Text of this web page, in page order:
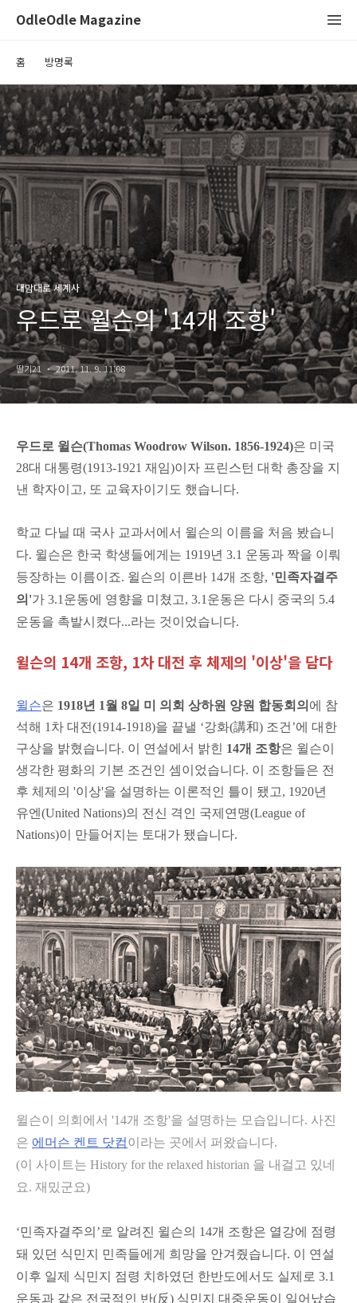
OdleOdle Magazine
홈 방명록
내맘대로 세계사
우드로 윌슨의 '14개 조항'
딸기21 2011. 11. 9. 11:08
우드로 윌슨(Thomas Woodrow Wilson. 1856-1924)은 미국
28대 대통령(1913-1921 재임)이자 프린스턴 대학 총장을 지
낸 학자이고, 또 교육자이기도 했습니다.
학교 다닐 때 국사 교과서에서 윌슨의 이름을 처음 봤습니
다. 윌슨은 한국 학생들에게는 1919년 3.1 운동과 짝을 이뤄
등장하는 이름이죠. 윌슨의 이른바 14개 조항, '민족자결주
의'가 3.1운동에 영향을 미쳤고, 3.1운동은 다시 중국의 5.4
운동을 촉발시켰다...라는 것이었습니다.
윌슨의 14개 조항, 1차 대전 후 체제의 '이상'을 담다
윌슨은 1918년 1월 8일 미 의회 상하원 양원 합동회의 에 참
석해 1차 대전(1914-1918)을 끝낼 ‘강화(講和) 조건’에 대한
구상을 밝혔습니다. 이 연설에서 밝힌 14개 조항은 윌슨이
생각한 평화의 기본 조건인 셈이었습니다. 이 조항들은 전
후 체제의 '이상'을 설명하는 이론적인 틀이 됐고, 1920년
유엔(United Nations)의 전신 격인 국제연맹(League of
Nations)이 만들어지는 토대가 됐습니다.
윌슨이 의회에서 '14개 조항'을 설명하는 모습입니다. 사진
은 에머슨 켄트 닷컴이라는 곳에서 퍼왔습니다.
(이 사이트는 History for the relaxed historian 을 내걸고 있네
요. 재밌군요)
‘민족자결주의’로 알려진 윌슨의 14개 조항은 열강에 점령
돼 있던 식민지 민족들에게 희망을 안겨줬습니다. 이 연설
이후 일제 식민지 점령 치하였던 한반도에서도 실제로 3.1
운동과 같은 전국적인 반(反) 식민지 대중운동이 일어났습